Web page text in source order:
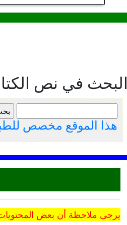
البحث في نص
هذا الموقع مخصص
يرجى ملاحظة أن بعض